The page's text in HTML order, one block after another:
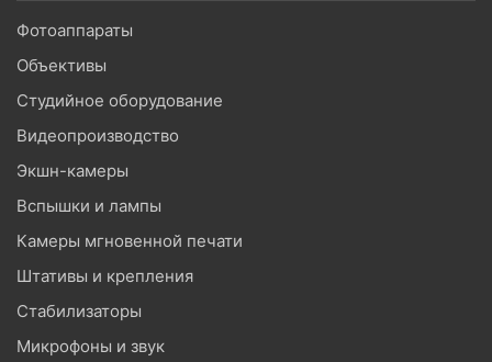
Фотоаппараты
Объективы
Студийное оборудование
Видеопроизводство
Экшн-камеры
Вспышки и лампы
Камеры мгновенной печати
Штативы и крепления
Стабилизаторы
Микрофоны и звук